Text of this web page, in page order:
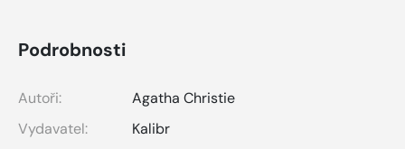
Podrobnosti
Autoři:
Agatha Christie
Vydavatel:
Kalibr